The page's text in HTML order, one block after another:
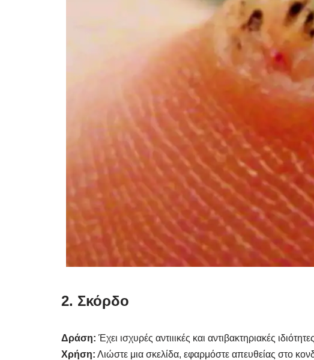
2. Σκόρδο
Δράση: Έχει ισχυρές αντιιικές και αντιβακτηριακές
Χρήση: Λιώστε μια σκελίδα, εφαρμόστε απευθείας στο